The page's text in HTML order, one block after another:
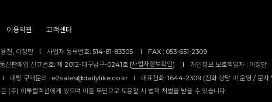
이용약관 고객센터
철, 이창만 I 사업자 등록번호: 514-81-83305 I
FAX : 053-651-2309
통신판매업 신고번호: 제 2012-대구남구-0241호 [사업자정보확인] I
개인정보 보호책임자 : 이창만
I 대량 구매문의 : e2sales@dailylike.co.kr I
대표전화: 1644-2309 (전화 상담 미 운영 / 문자
(주) 이투컬렉션에게 있으며 이를 무단으로 도용할 시 법적 처벌을 받을 수 있습니다.